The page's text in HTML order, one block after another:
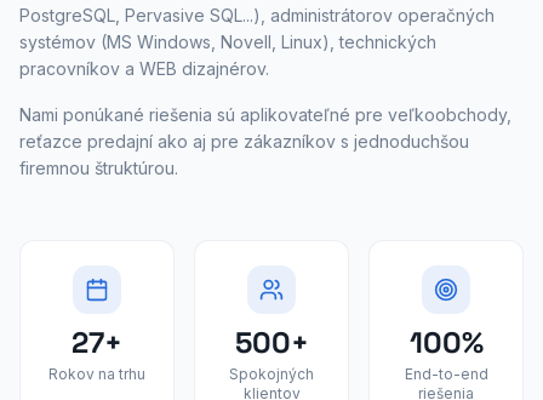
PostgreSQL, Pervasive SQL...), administrátorov operačných
systémov (MS Windows, Novell, Linux), technických
pracovníkov a WEB dizajnérov.
Nami ponúkané riešenia sú aplikovateľné pre veľkoobchody,
reťazce predajní ako aj pre zákazníkov s jednoduchšou
firemnou štruktúrou.
27+
Rokov na trhu
500+
Spokojných
klientov
100%
End-to-end
riešenia